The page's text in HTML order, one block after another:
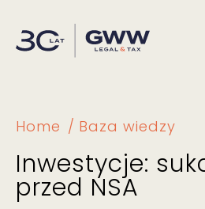
Home Baza wiedzy
Inwestycje:
przed NSA